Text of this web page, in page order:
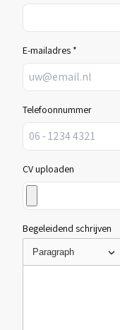
E-mailadres *
Telefoonnummer
CV uploaden
Begeleidend schrijven
Paragraph